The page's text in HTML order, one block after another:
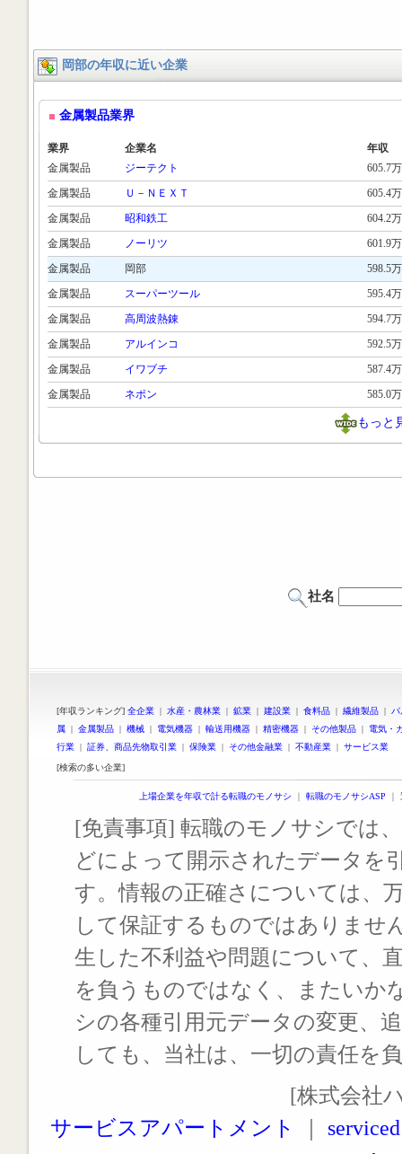
岡部の年収に近い企業
金属製品業界
業界 企業名
年収
金属製品
ジーテクト
605.7万
金属製品
Ｕ－ＮＥＸＴ
605.4万
金属製品
昭和鉄工
604.2万
金属製品
ノーリツ
601.9万
金属製品
岡部
598.5万
金属製品
スーパーツール
595.4万
金属製品
高周波熱錬
594.7万
金属製品
アルインコ
592.5万
金属製品
イワブチ
587.4万
金属製品
ネポン 585.0万
もっと
社名
[年収ランキング] 全企業 | 水産・農林業 | 鉱業 | 建設業 | 食料品 | 繊維製品 |
属 | 金属製品 | 機械 | 電気機器 | 輸送用機器 | 精密機器 | その他製品 | 電気・
行業 | 証券、商品先物取引業 | 保険業 | その他金融業 | 不動産業 | サービス業
[検索の多い企業]
上場企業を年収で計る転職のモノサシ ｜ 転職のモノサシASP ｜
[免責事項] 転職のモノサシでは
どによって開示されたデータを
す。情報の正確さについては、
して保証するものではありませ
生した不利益や問題について、
を負うものではなく、またいか
シの各種引用元データの変更、
しても、当社は、一切の責任を
[株式会社
サービスアパートメント